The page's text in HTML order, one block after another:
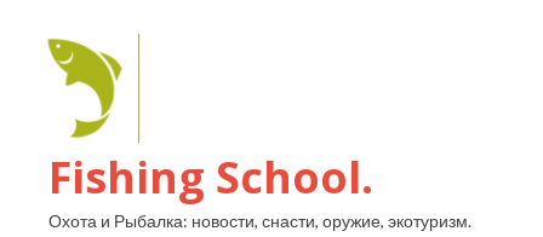
Fishing School.
Охота и Рыбалка: новости, снасти, оружие, экотуризм.